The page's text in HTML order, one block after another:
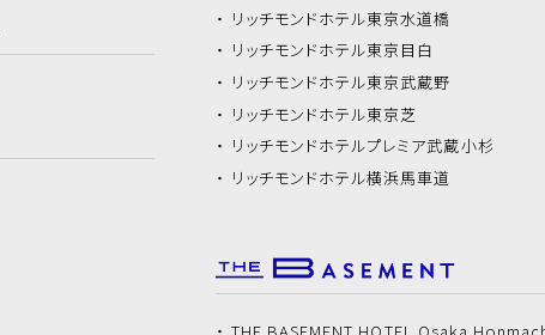
リッチモンドホテル東京水道橋
リッチモンドホテル東京目白
リッチモンドホテル東京武蔵野
リッチモンドホテル東京芝
リッチモンドホテルプレミア武蔵小杉
リッチモンドホテル横浜馬車道